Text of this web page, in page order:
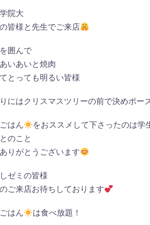
院大
皆様と先生でご来店
囲んで
いあいと焼肉
とっても明るい皆様
にはクリスマスツリーの前で決めポー
はん
をおススメして下さったのは学
のこと
りがとうございます
ゼミの皆様
ご来店お待ちしております
はん は食べ放題！